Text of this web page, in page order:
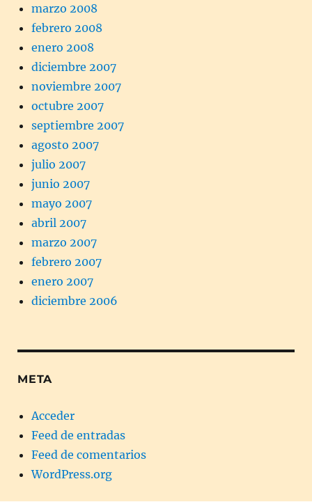
marzo 2008
febrero 2008
enero 2008
diciembre 2007
noviembre 2007
octubre 2007
septiembre 2007
agosto 2007
julio 2007
junio 2007
mayo 2007
abril 2007
marzo 2007
febrero 2007
enero 2007
diciembre 2006
META
Acceder
Feed de entradas
Feed de comentarios
WordPress.org